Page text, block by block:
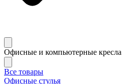
Офисные и компьютерные кресла
Все товары
Офисные стулья